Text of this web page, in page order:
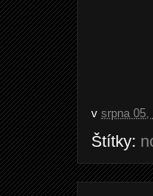
v srpna 05,
Štítky: